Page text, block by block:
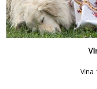
Vlna